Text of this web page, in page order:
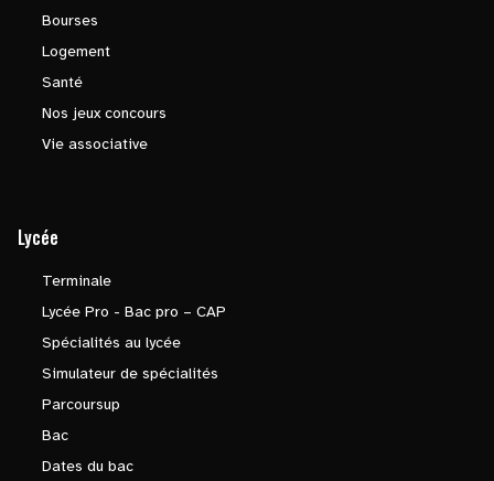
Bourses
Logement
Santé
Nos jeux concours
Vie associative
Lycée
Terminale
Lycée Pro - Bac pro – CAP
Spécialités au lycée
Simulateur de spécialités
Parcoursup
Bac
Dates du bac